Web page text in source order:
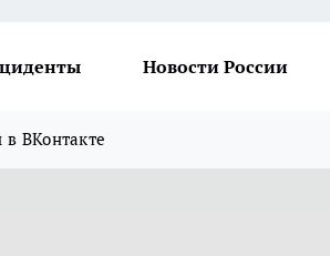
Новости России
ВКонтакте